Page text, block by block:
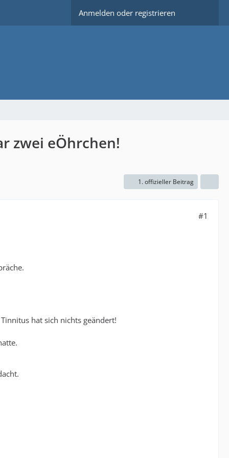
Anmelden oder registrieren
zwei eÖhrchen!
1. offizieller Beitrag
#1
hat sich nichts geändert!